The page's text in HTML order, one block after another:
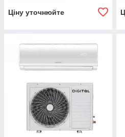
Ціну уточнюйте